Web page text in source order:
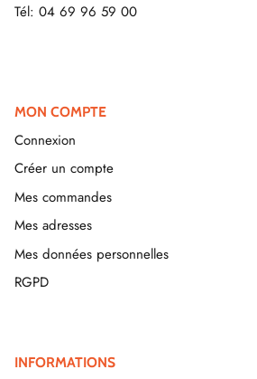
Tél: 04 69 96 59 00
MON COMPTE
Connexion
Créer un compte
Mes commandes
Mes adresses
Mes données personnelles
RGPD
INFORMATIONS